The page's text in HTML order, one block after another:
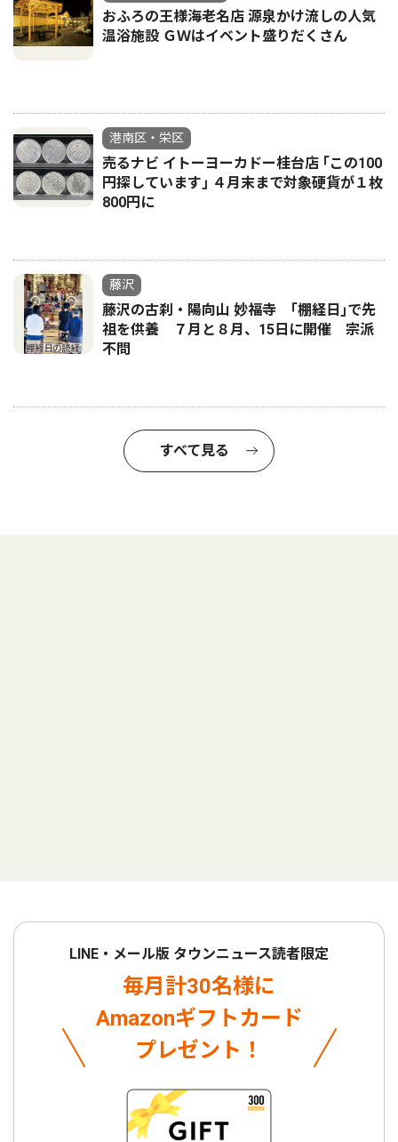
おふろの王様海老名店 源泉かけ流しの人気
温浴施設 ＧＷはイベント盛りだくさん
港南区・栄区
売るナビ イトーヨーカドー桂台店 ｢この100
円探しています｣ ４月末まで対象硬貨が１枚
800円に
藤沢
藤沢の古刹・陽向山 妙福寺 ｢棚経日｣で先
祖を供養 ７月と８月、15日に開催 宗派
不問
すべて見る
LINE・メール版 タウンニュース読者限定
毎月計30名様に
Amazonギフトカード
プレゼント！